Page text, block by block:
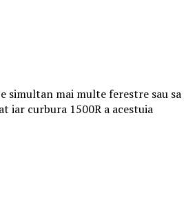
simultan mai multe ferestre sau sa
iar curbura 1500R a acestuia